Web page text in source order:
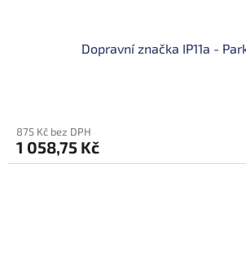
Dopravní značka IP11a -
875 Kč bez DPH
1 058,75 Kč